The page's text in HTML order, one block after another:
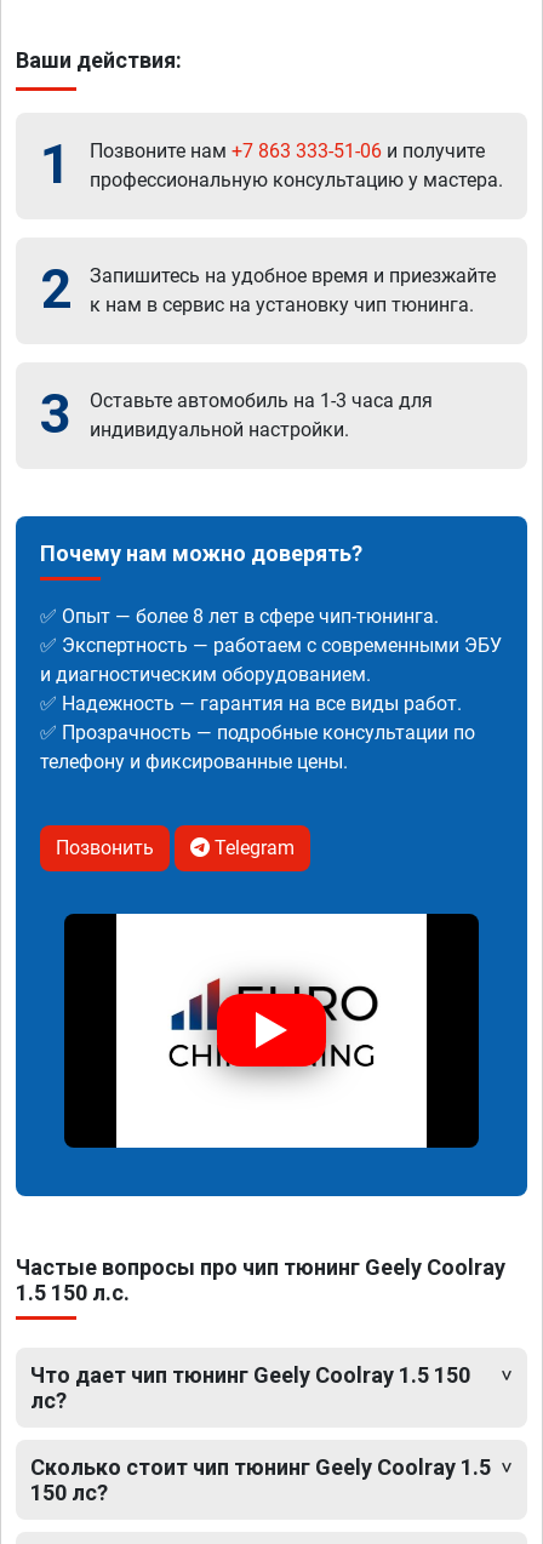
Ваши действия:
1 Позвоните нам +7 863 333-51-06 и получите
профессиональную консультацию у мастера.
2
Запишитесь на удобное время и приезжайте
к нам в сервис на установку чип тюнинга.
3
Оставьте автомобиль на 1-3 часа для
индивидуальной настройки.
Почему нам можно доверять?
✅ Опыт — более 8 лет в сфере чип-тюнинга.
✅ Экспертность — работаем с современными ЭБУ
и диагностическим оборудованием.
✅ Надежность — гарантия на все виды работ.
✅ Прозрачность — подробные консультации по
телефону и фиксированные цены.
Позвонить Telegram
Частые вопросы про чип тюнинг Geely Coolray
1.5 150 л.с.
Что дает чип тюнинг Geely Coolray 1.5 150
лс?
Сколько стоит чип тюнинг Geely Coolray 1.5
150 лс?